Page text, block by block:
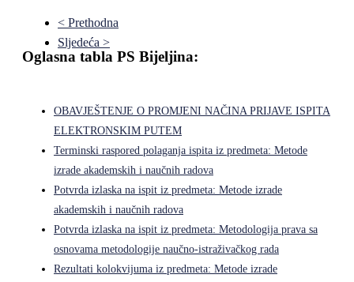
< Prethodna
Sljedeća >
Oglasna tabla PS Bijeljina:
OBAVJEŠTENJE O PROMJENI NAČINA PRIJAVE ISPITA
ELEKTRONSKIM PUTEM
Terminski raspored polaganja ispita iz predmeta: Metode
izrade akademskih i naučnih radova
Potvrda izlaska na ispit iz predmeta: Metode izrade
akademskih i naučnih radova
Potvrda izlaska na ispit iz predmeta: Metodologija prava sa
osnovama metodologije naučno-istraživačkog rada
Rezultati kolokvijuma iz predmeta: Metode izrade